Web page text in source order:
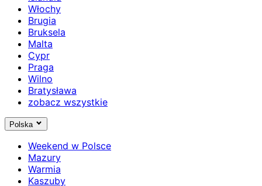
Włochy
Brugia
Bruksela
Malta
Cypr
Praga
Wilno
Bratysława
zobacz wszystkie
Polska
Weekend w Polsce
Mazury
Warmia
Kaszuby